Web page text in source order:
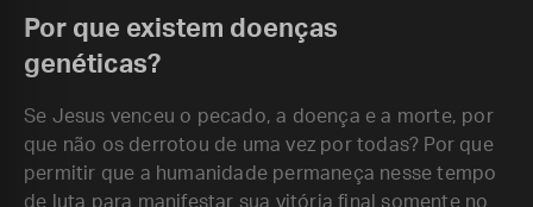
Por que existem doenças
genéticas?
Se Jesus venceu o pecado, a doença e a morte, por
que não os derrotou de uma vez por todas? Por que
permitir que a humanidade permaneça nesse tempo
de luta para manifestar sua vitória final somente no